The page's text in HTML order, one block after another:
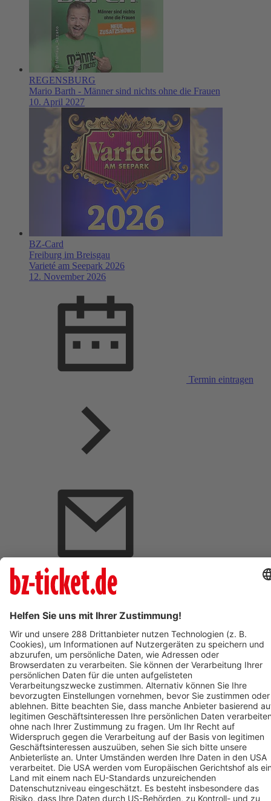
REGENSBURG
Mario Barth - Männer sind nichts ohne die Frauen
10. April 2027
BZ-Card
Freiburg im Breisgau
Varieté am Seepark 2026
12. November 2026
Termin eintragen
Verkaufsstellen vor